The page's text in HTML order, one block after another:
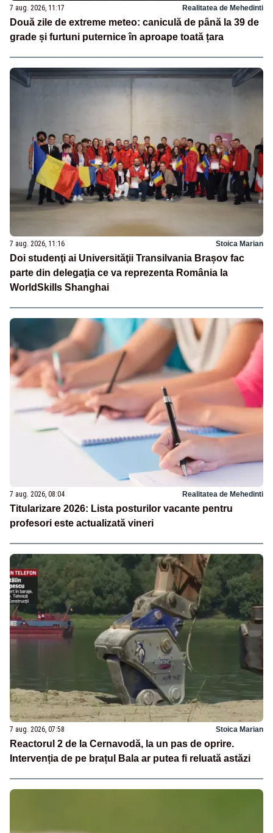
7 aug. 2026, 11:17 Realitatea de Mehedinti
Două zile de extreme meteo: caniculă de până la 39 de
grade și furtuni puternice în aproape toată țara
7 aug. 2026, 11:16 Stoica Marian
Doi studenţi ai Universităţii Transilvania Brașov fac
parte din delegaţia ce va reprezenta România la
WorldSkills Shanghai
7 aug. 2026, 08:04 Realitatea de Mehedinti
Titularizare 2026: Lista posturilor vacante pentru
profesori este actualizată vineri
7 aug. 2026, 07:58 Stoica Marian
Reactorul 2 de la Cernavodă, la un pas de oprire.
Intervenția de pe brațul Bala ar putea fi reluată astăzi